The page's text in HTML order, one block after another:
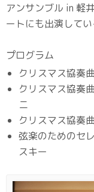
アンサンブル in 軽
ートにも出演してい
プログラム
クリスマス協
クリスマス協
ニ
クリスマス協
弦楽のための
スキー